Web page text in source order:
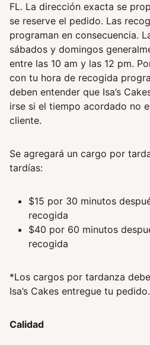
FL. La dirección exacta se
se reserve el pedido. Las
programan en consecuencia.
sábados y domingos
entre las 10 am y las 12 pm.
con tu hora de recogida
deben entender que Isa’s
irse si el tiempo acordado no
cliente.
Se agregará un cargo por
tardías:
$15 por 30 minutos
recogida
$40 por 60 minutos
recogida
*Los cargos por tardanza
Isa’s Cakes entregue tu pedido.
Calidad